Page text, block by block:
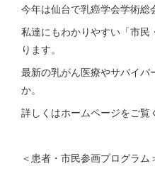
今年は仙台で乳癌学会学術総
私達にもわかりやすい「市
ります。
最新の乳がん医療やサバイ
か。
詳しくはホームページをご覧
＜患者・市民参画プログラム